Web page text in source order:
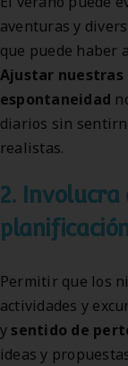
aventuras y
que puede haber
Ajustar
espontaneidad
diarios sin
realistas.
2. Involucra
Permitir que los
actividades y
ysentido de
ideas y